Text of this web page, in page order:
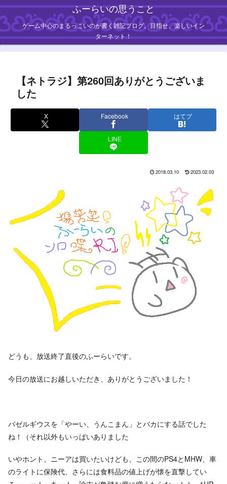
ふーらいの思うこと
ゲーム中心のまるっこいのが書く雑記ブログ。目指せ、楽しいイン
ターネット！
【ネトラジ】第260回ありがとうございま
した
X Facebook はてブ
LINE
2018.03.10 2023.02.03
どうも、放送終了直後のふーらいです。
今日の放送にお越しいただき、ありがとうございました！
バゼルギウスを「やーい、うんこまん」とバカにする話でした
ね！（それ以外もいっぱいありました
いやホント、ニーアは買いたいけども、この間のPS4とMHW、車
のライトに保険代、さらには食料品の値上げが懐を直撃してい